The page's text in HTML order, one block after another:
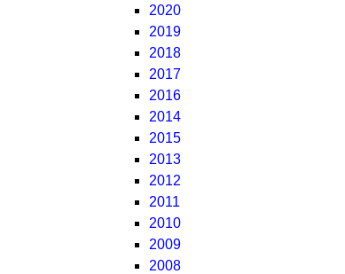
2020
2019
2018
2017
2016
2014
2015
2013
2012
2011
2010
2009
2008